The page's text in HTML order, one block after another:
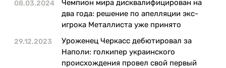
08.03.2024
Чемпион мира дисквалифицирован на
два года: решение по апелляции экс-
игрока Металлиста уже принято
29.12.2023
Уроженец Черкасс дебютировал за
Наполи: голкипер украинского
происхождения провел свой первый